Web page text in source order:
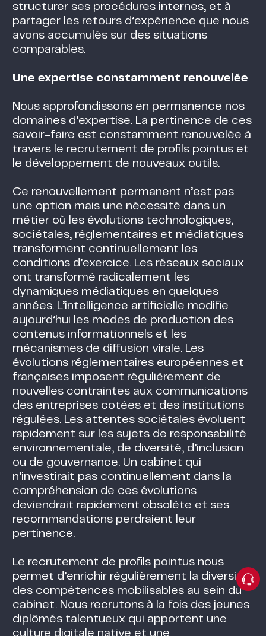
structurer ses procédures internes, et à
partager les retours d’expérience que nous
avons accumulés sur des situations
comparables.
Une expertise constamment renouvelée
Nous approfondissons en permanence nos
domaines d’expertise. La pertinence de ces
savoir-faire est constamment renouvelée à
travers le recrutement de profils pointus et
le développement de nouveaux outils.
Ce renouvellement permanent n’est pas
une option mais une nécessité dans un
métier où les évolutions technologiques,
sociétales, réglementaires et médiatiques
transforment continuellement les
conditions d’exercice. Les réseaux sociaux
ont transformé radicalement les
dynamiques médiatiques en quelques
années. L’intelligence artificielle modifie
aujourd’hui les modes de production des
contenus informationnels et les
mécanismes de diffusion virale. Les
évolutions réglementaires européennes et
françaises imposent régulièrement de
nouvelles contraintes aux communications
des entreprises cotées et des institutions
régulées. Les attentes sociétales évoluent
rapidement sur les sujets de responsabilité
environnementale, de diversité, d’inclusion
ou de gouvernance. Un cabinet qui
n’investirait pas continuellement dans la
compréhension de ces évolutions
deviendrait rapidement obsolète et ses
recommandations perdraient leur
pertinence.
Le recrutement de profils pointus nous
permet d’enrichir régulièrement la diversité
des compétences mobilisables au sein du
cabinet. Nous recrutons à la fois des jeunes
diplômés talentueux qui apportent une
culture digitale native et une